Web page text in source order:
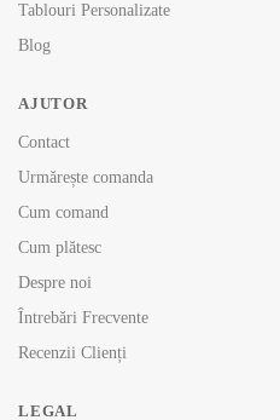
Tablouri Personalizate
Blog
AJUTOR
Contact
Urmărește comanda
Cum comand
Cum plătesc
Despre noi
Întrebări Frecvente
Recenzii Clienți
LEGAL